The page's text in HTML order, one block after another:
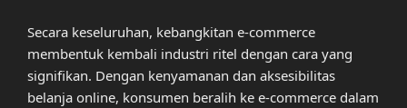
Secara keseluruhan, kebangkitan e-commerce
membentuk kembali industri ritel dengan cara yang
signifikan. Dengan kenyamanan dan aksesibilitas
belanja online, konsumen beralih ke e-commerce dalam